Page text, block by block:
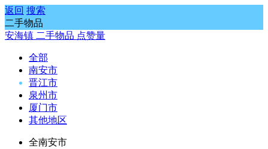
返回 搜索
二手物品
安海镇 二手物品 点赞量
全部
南安市
晋江市
泉州市
厦门市
其他地区
全南安市